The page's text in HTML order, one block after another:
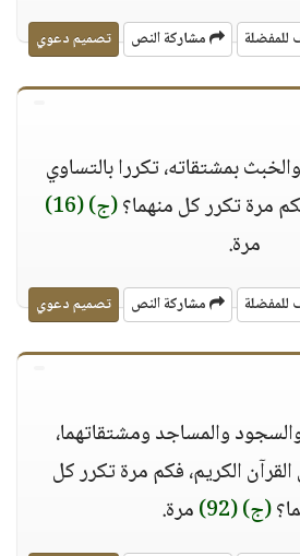
مشاركة النص تصميم دعوي
بمشتقاته، تكررا بالتساوي
مرة تكرر كل منهما؟(ج)(16)
مرة.
مشاركة النص تصميم دعوي
والمساجد ومشتقاتهما،
الكريم، فكم مرة تكرر كل
(ج)(92) مرة.